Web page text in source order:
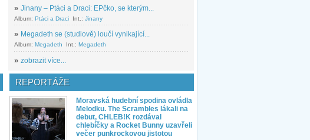
» Jinany – Ptáci a Draci: EPčko, se kterým...
Album: Ptáci a Draci Int.: Jinany
» Megadeth se (studiově) loučí vynikající...
Album: Megadeth Int.: Megadeth
» zobrazit více...
REPORTÁŽE
Moravská hudební spodina ovládla
Melodku. The Scrambles lákali na
debut, CHLEB!K rozdával
chlebíčky a Rocket Bunny uzavřeli
večer punkrockovou jistotou